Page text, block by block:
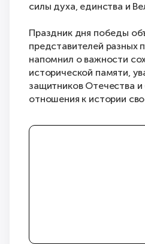
силы духа, единства и
Праздник дня победы
представителей разных
напомнил о важности
исторической памяти,
защитников Отечества
отношения к истории